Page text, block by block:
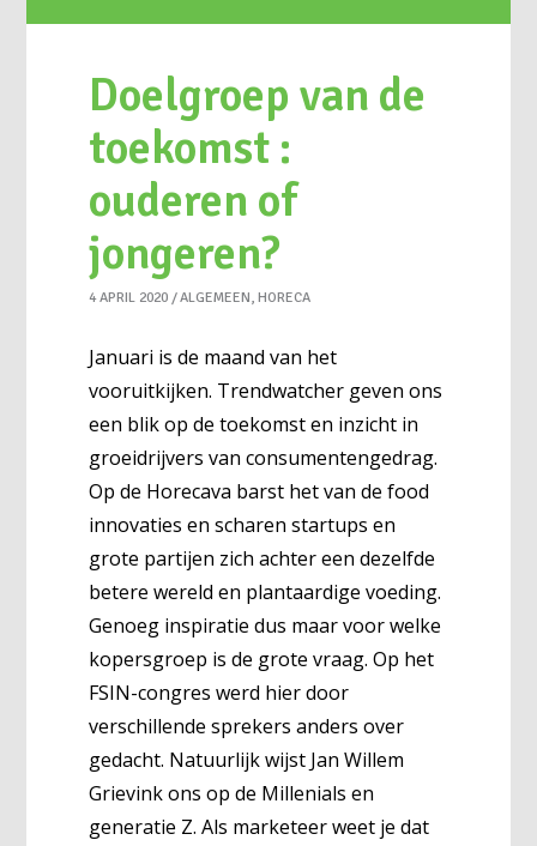
Doelgroep van de
toekomst :
ouderen of
jongeren?
4 APRIL 2020 ALGEMEEN, HORECA
Januari is de maand van het
vooruitkijken. Trendwatcher geven ons
een blik op de toekomst en inzicht in
groeidrijvers van consumentengedrag.
Op de Horecava barst het van de food
innovaties en scharen startups en
grote partijen zich achter een dezelfde
betere wereld en plantaardige voeding.
Genoeg inspiratie dus maar voor welke
kopersgroep is de grote vraag. Op het
FSIN-congres werd hier door
verschillende sprekers anders over
gedacht. Natuurlijk wijst Jan Willem
Grievink ons op de Millenials en
generatie Z. Als marketeer weet je dat